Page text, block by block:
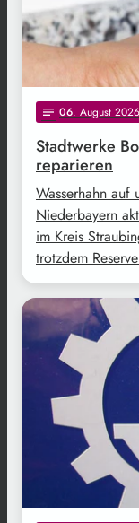
notes 06. August
Stadtwerke
reparieren
Wasserhahn
Niederbayern
im Kreis
trotzdem